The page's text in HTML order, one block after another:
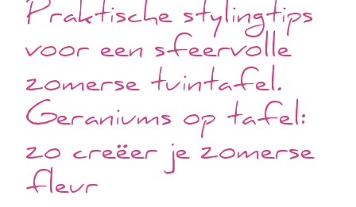
Praktische stylingtips
voor een sfeervolle
zomerse tuintafel.
Geraniums op tafel:
zo creëer je zomerse
fleur